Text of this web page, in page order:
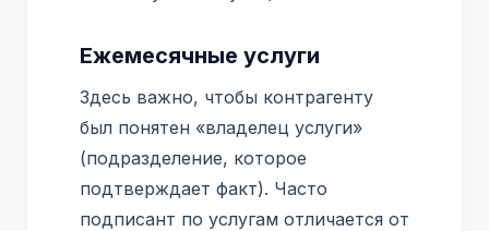
Ежемесячные услуги
Здесь важно, чтобы контрагенту
был понятен «владелец услуги»
(подразделение, которое
подтверждает факт). Часто
подписант по услугам отличается от